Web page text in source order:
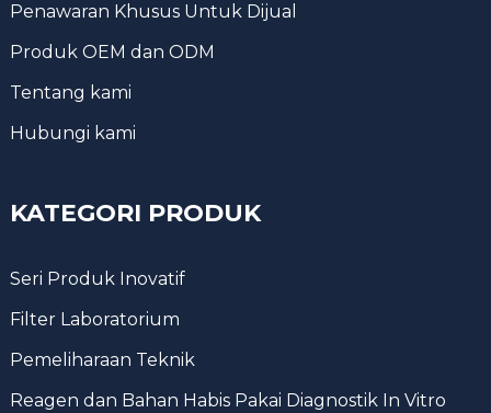
Penawaran Khusus Untuk Dijual
Produk OEM dan ODM
Tentang kami
Hubungi kami
KATEGORI PRODUK
Seri Produk Inovatif
Filter Laboratorium
Pemeliharaan Teknik
Reagen dan Bahan Habis Pakai Diagnostik In Vitro